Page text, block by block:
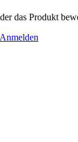
das Produkt
Anmelden